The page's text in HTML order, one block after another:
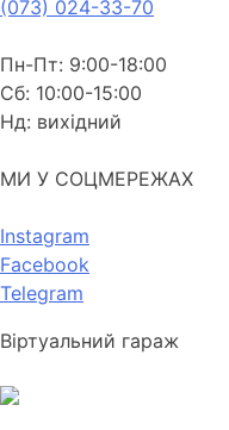
(073) 024-33-70
Пн-Пт: 9:00-18:00
Сб: 10:00-15:00
Нд: вихідний
МИ У СОЦМЕРЕЖАХ
Instagram
Facebook
Telegram
Віртуальний гараж